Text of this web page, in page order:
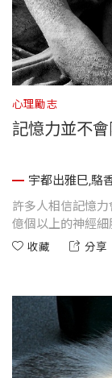
心理勵志
記憶力並不
宇都出雅巳,駱
許多人相信記憶
億個以上的神經
部運作的並不是神
收藏 分享